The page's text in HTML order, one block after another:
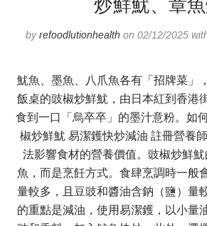
byrefoodlutionhealth on 02/12/2025
魷魚、墨魚、八爪魚各有「招牌菜」
飯桌的豉椒炒鮮魷，由日本紅到香港
食到一口「烏卒卒」的墨汁意粉。如
椒炒鮮魷 易潔鑊快炒減油 註冊營養
法影響食材的營養價值。豉椒炒鮮
魚，而是烹飪方式。食肆烹調時一般
量較多，且豆豉和醬油含鈉（鹽）量
的重點是減油，使用易潔鑊，以小量